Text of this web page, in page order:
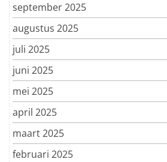
september 2025
augustus 2025
juli 2025
juni 2025
mei 2025
april 2025
maart 2025
februari 2025